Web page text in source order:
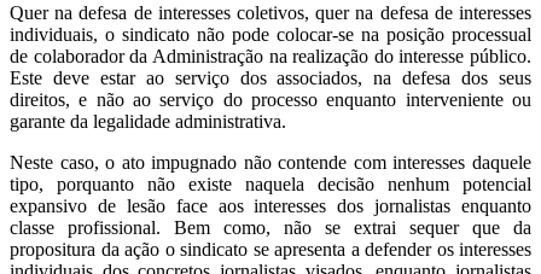
Quer na defesa de interesses coletivos, quer na defesa de interesses
individuais, o sindicato não pode colocar-se na posição processual
de colaborador da Administração na realização do interesse público.
Este deve estar ao serviço dos associados, na defesa dos seus
direitos, e não ao serviço do processo enquanto interveniente ou
garante da legalidade administrativa.
Neste caso, o ato impugnado não contende com interesses daquele
tipo, porquanto não existe naquela decisão nenhum potencial
expansivo de lesão face aos interesses dos jornalistas enquanto
classe profissional. Bem como, não se extrai sequer que da
propositura da ação o sindicato se apresenta a defender os interesses